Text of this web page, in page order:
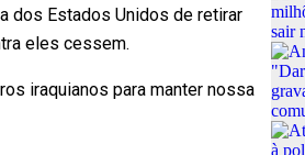
dos Estados Unidos de retirar
eles cessem.
iraquianos para manter nossa